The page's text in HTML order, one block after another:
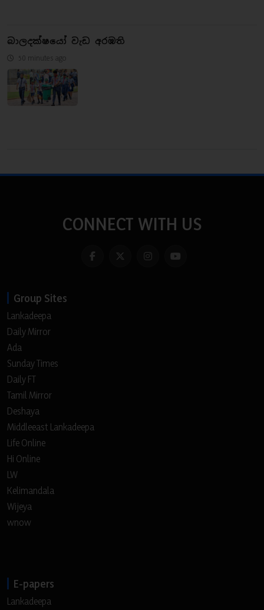
බාලදක්ෂයෝ වැඩ අරඹති
50 minutes ago
CONNECT WITH US
Group Sites
Lankadeepa
Daily Mirror
Ada
Sunday Times
Daily FT
Tamil Mirror
Deshaya
Middleeast Lankadeepa
Life Online
Hi Online
LW
Kelimandala
Wijeya
wnow
E-papers
Lankadeepa